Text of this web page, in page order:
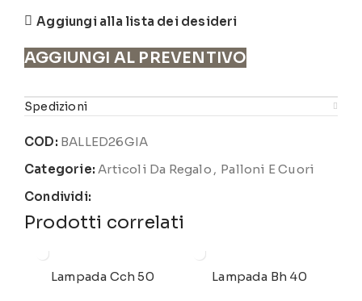
Aggiungi alla lista dei desideri
AGGIUNGI AL PREVENTIVO
Spedizioni
COD: BALLED26GIA
Categorie: Articoli Da Regalo , Palloni E Cuori
Condividi:
Prodotti correlati
Lampada Cch 50 Lampada Bh 40